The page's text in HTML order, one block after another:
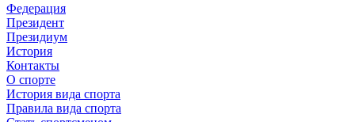
Федерация
Президент
Президиум
История
Контакты
О спорте
История вида спорта
Правила вида спорта